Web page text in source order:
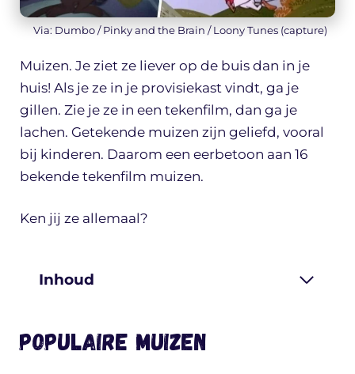
Via: Dumbo / Pinky and the Brain / Loony Tunes (capture)
Muizen. Je ziet ze liever op de buis dan in je
huis! Als je ze in je provisiekast vindt, ga je
gillen. Zie je ze in een tekenfilm, dan ga je
lachen. Getekende muizen zijn geliefd, vooral
bij kinderen. Daarom een eerbetoon aan 16
bekende tekenfilm muizen.
Ken jij ze allemaal?
Inhoud
Populaire muizen